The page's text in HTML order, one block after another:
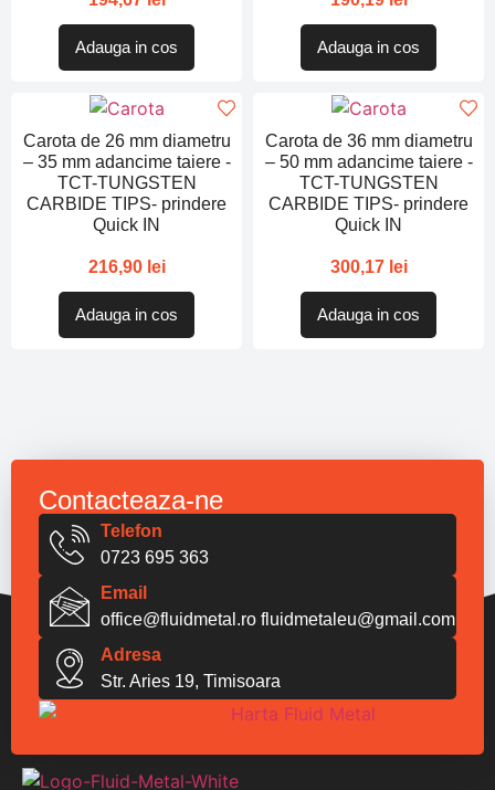
Adauga in cos Adauga in cos
Carota de 26 mm diametru
– 35 mm adancime taiere -
TCT-TUNGSTEN
CARBIDE TIPS- prindere
Quick IN
216,90 lei
Adauga in cos
Carota de 36 mm diametru
– 50 mm adancime taiere -
TCT-TUNGSTEN
CARBIDE TIPS- prindere
Quick IN
300,17 lei
Adauga in cos
Contacteaza-ne
Telefon
0723 695 363
Email
office@fluidmetal.ro fluidmetaleu@gmail.com
Adresa
Str. Aries 19, Timisoara